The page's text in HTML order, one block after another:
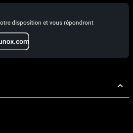
disposition et vous répondront